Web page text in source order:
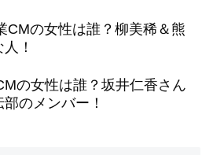
CMの女性は誰？柳美稀＆熊
！
の女性は誰？坂井仁香さん
のメンバー！